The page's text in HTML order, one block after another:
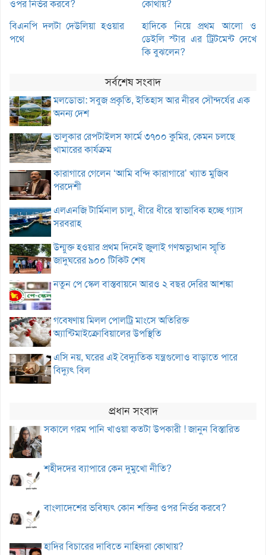
ওপর নির্ভর করবে?
কোথায়?
বিএনপি দলটা দেউলিয়া হওয়ার
পথে
হাদিকে নিয়ে প্রথম আলো ও
ডেইলি স্টার এর ট্রিটমেন্ট দেখে
কি বুঝলেন?
সর্বশেষ সংবাদ
মলডোভা: সবুজ প্রকৃতি, ইতিহাস আর নীরব সৌন্দর্যের এক
অনন্য দেশ
ভালুকার রেপটাইলস ফার্মে ৩৭০০ কুমির, কেমন চলছে
খামারের কার্যক্রম
কারাগারে গেলেন ‘আমি বন্দি কারাগারে’ খ্যাত মুজিব
পরদেশী
এলএনজি টার্মিনাল চালু, ধীরে ধীরে স্বাভাবিক হচ্ছে গ্যাস
সরবরাহ
উন্মুক্ত হওয়ার প্রথম দিনেই জুলাই গণঅভ্যুত্থান স্মৃতি
জাদুঘরের ৯০০ টিকিট শেষ
নতুন পে স্কেল বাস্তবায়নে আরও ২ বছর দেরির আশঙ্কা
গবেষণায় মিলল পোলট্রি মাংসে অতিরিক্ত
অ্যান্টিমাইক্রোবিয়ালের উপস্থিতি
এসি নয়, ঘরের এই বৈদ্যুতিক যন্ত্রগুলোও বাড়াতে পারে
বিদ্যুৎ বিল
প্রধান সংবাদ
সকালে গরম পানি খাওয়া কতটা উপকারী ! জানুন বিস্তারিত
শহীদদের ব্যাপারে কেন দুমুখো নীতি?
বাংলাদেশের ভবিষ্যৎ কোন শক্তির ওপর নির্ভর করবে?
হাদির বিচারের দাবিতে নাহিদরা কোথায়?